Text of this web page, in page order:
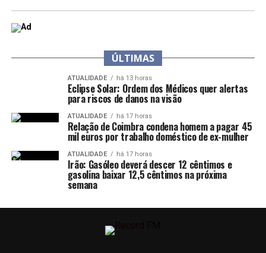
ÚLTIMAS
ATUALIDADE há 13 horas
Eclipse Solar: Ordem dos Médicos quer alertas
para riscos de danos na visão
ATUALIDADE há 17 horas
Relação de Coimbra condena homem a pagar 45
mil euros por trabalho doméstico de ex-mulher
ATUALIDADE há 17 horas
Irão: Gasóleo deverá descer 12 cêntimos e
gasolina baixar 12,5 cêntimos na próxima
semana